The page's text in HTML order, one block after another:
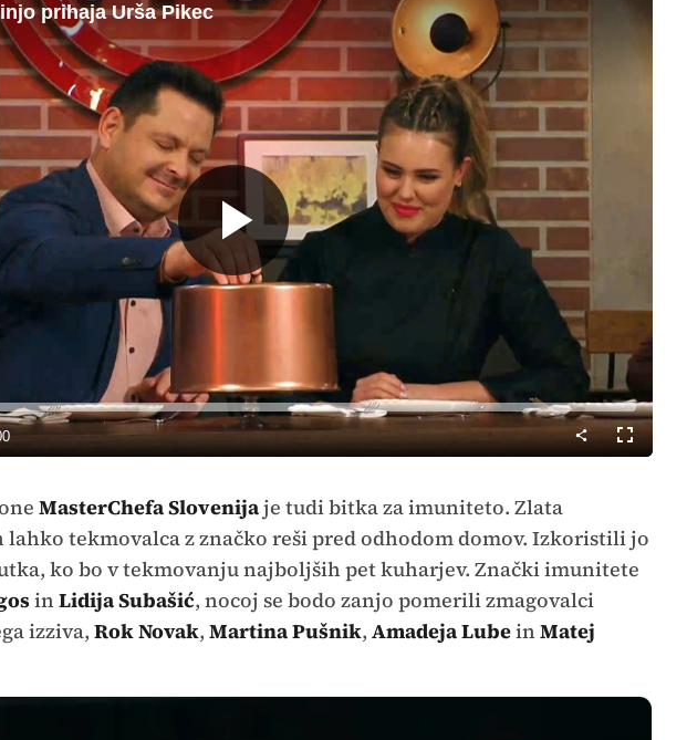
prihaja Urša Pikec
Predvajaj
način
MasterChefa Slovenijaje tudi bitka za imuniteto. Zlata
lahko tekmovalca z značko reši pred odhodom domov. Izkoristili jo
ko bo v tekmovanju najboljših pet kuharjev. Znački imunitete
inLidija Subašić, nocoj se bodo zanjo pomerili zmagovalci
izziva,Rok Novak, Martina Pušnik, Amadeja LubeinMatej